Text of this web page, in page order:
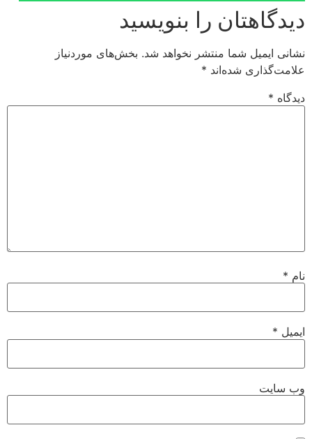
دیدگاهتان را بنویسید
نشانی ایمیل شما منتشر نخواهد شد. بخش‌های موردنیاز
علامت‌گذاری شده‌اند *
دیدگاه *
نام *
ایمیل *
وب‌ سایت